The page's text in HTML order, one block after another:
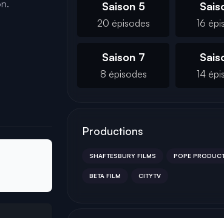
Saison 5
20 épisodes 16
Saison 7
8 épisodes 14
Productions
SHAFTESBURY FILMS POPE
BETA FILM CITYTV